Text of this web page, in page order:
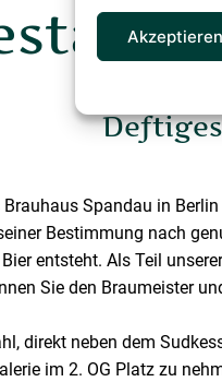
Akzeptieren
Brauhaus Spandau in
Bestimmung nach
entsteht. Als Teil
Sie den Braumeister
direkt neben dem
im 2. OG Platz zu